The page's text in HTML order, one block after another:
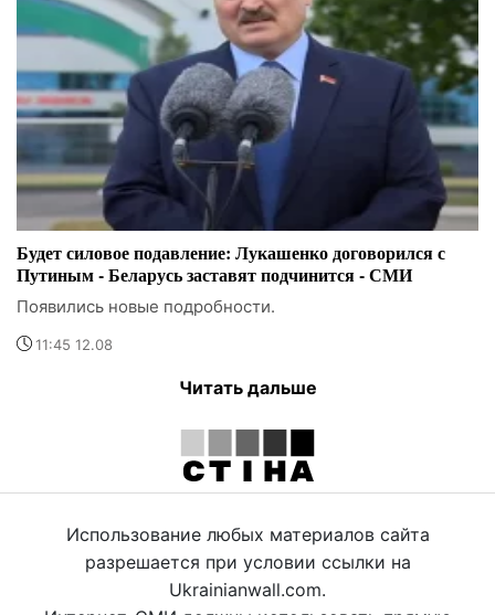
Будет силовое подавление: Лукашенко договорился с
Путиным - Беларусь заставят подчинится - СМИ
Появились новые подробности.
11:45 12.08
Читать дальше
Использование любых материалов сайта
разрешается при условии ссылки на
Ukrainianwall.com.